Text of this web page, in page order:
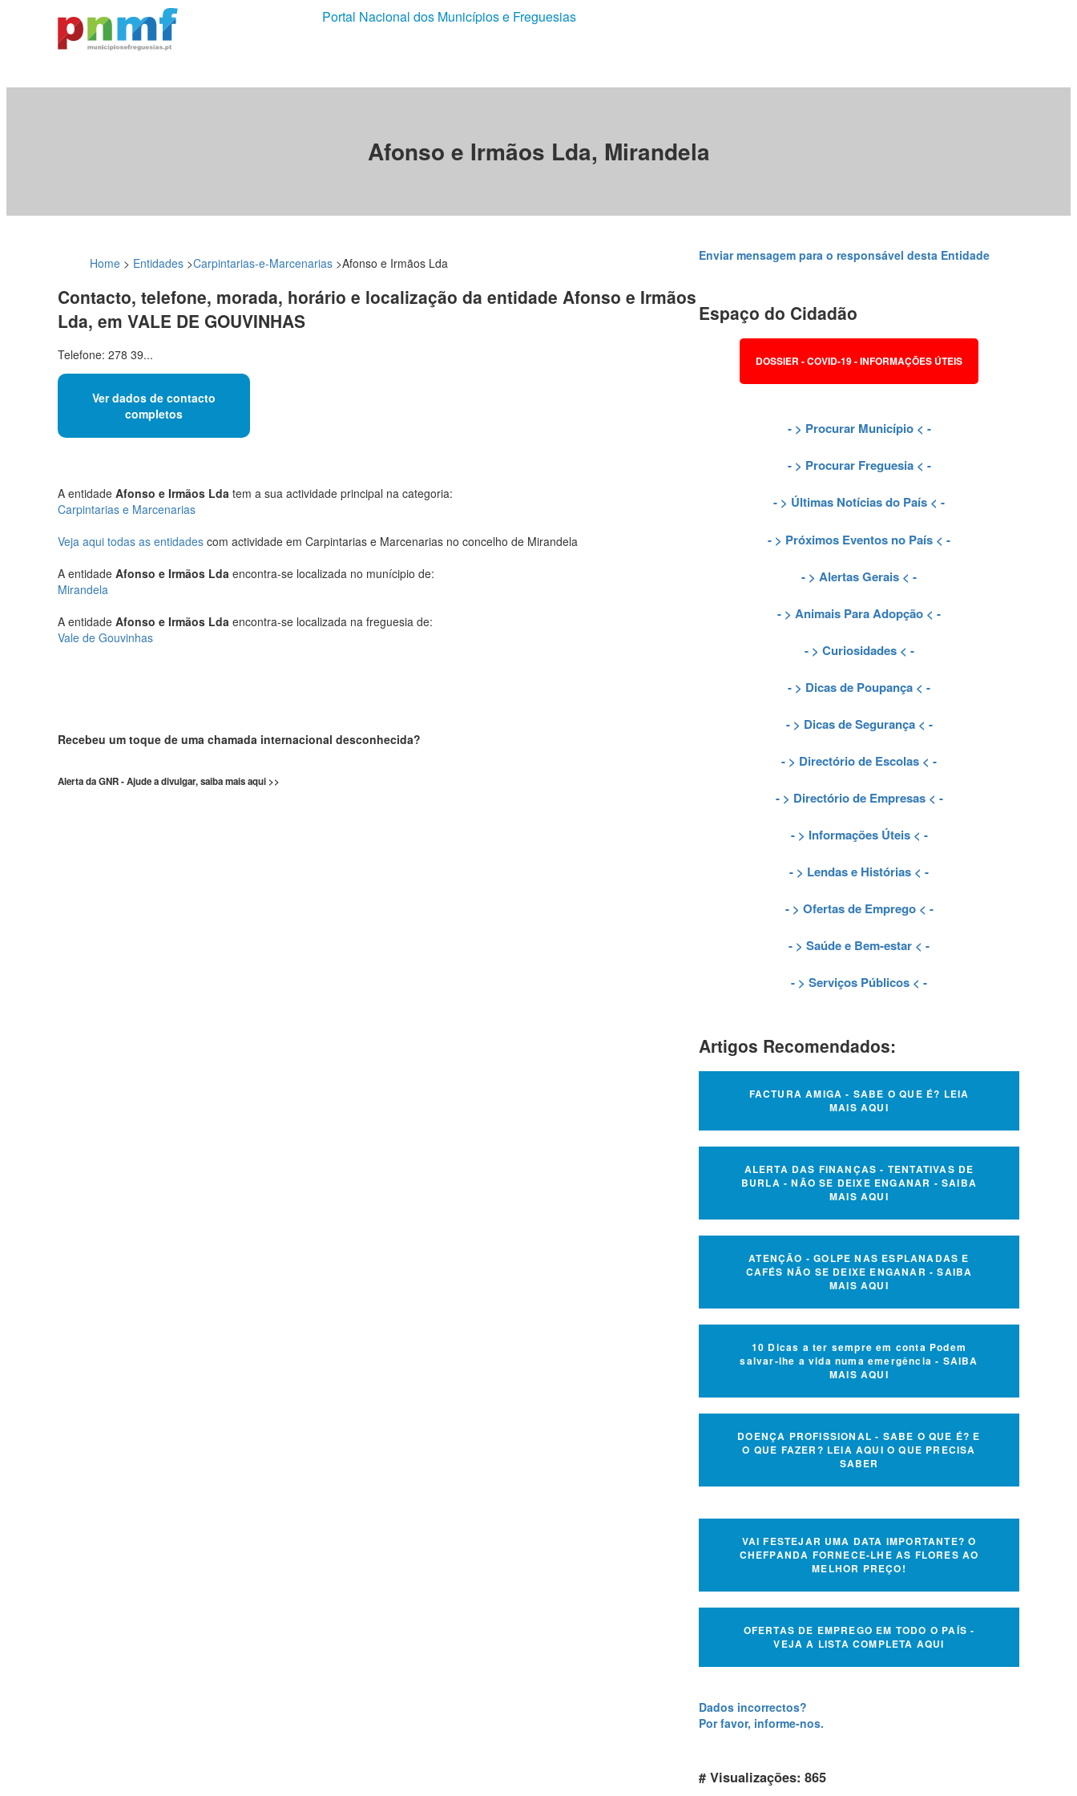
Portal Nacional dos Municípios e Freguesias
Afonso e Irmãos Lda, Mirandela
Home > Entidades >Carpintarias-e-Marcenarias >Afonso e Irmãos Lda
Contacto, telefone, morada, horário e localização da entidade Afonso e Irmãos
Lda, em VALE DE GOUVINHAS
Telefone: 278 39...
Ver dados de contacto
completos
A entidade Afonso e Irmãos Lda tem a sua actividade principal na categoria:
Carpintarias e Marcenarias
Veja aqui todas as entidades com actividade em Carpintarias e Marcenarias no concelho de Mirandela
A entidade Afonso e Irmãos Lda encontra-se localizada no munícipio de:
Mirandela
A entidade Afonso e Irmãos Lda encontra-se localizada na freguesia de:
Vale de Gouvinhas
Recebeu um toque de uma chamada internacional desconhecida?
Alerta da GNR - Ajude a divulgar, saiba mais aqui >>
Enviar mensagem para o responsável desta Entidade
Espaço do Cidadão
DOSSIER - COVID-19 - INFORMAÇÕES ÚTEIS
- > Procurar Município< -
- > Procurar Freguesia< -
- > Últimas Notícias do País < -
- > Próximos Eventos no País < -
- > Alertas Gerais < -
- > Animais Para Adopção < -
- > Curiosidades< -
- > Dicas de Poupança < -
- > Dicas de Segurança< -
- > Directório de Escolas < -
- > Directório de Empresas< -
- > Informações Úteis< -
- > Lendas e Histórias < -
- > Ofertas de Emprego< -
- > Saúde e Bem-estar < -
- > Serviços Públicos < -
Artigos Recomendados:
FACTURA AMIGA - SABE O QUE É? LEIA
MAIS AQUI
ALERTA DAS FINANÇAS - TENTATIVAS DE
BURLA - NÃO SE DEIXE ENGANAR - SAIBA
MAIS AQUI
ATENÇÃO - GOLPE NAS ESPLANADAS E
CAFÉS NÃO SE DEIXE ENGANAR - SAIBA
MAIS AQUI
10 Dicas a ter sempre em conta Podem
salvar-lhe a vida numa emergência - SAIBA
MAIS AQUI
DOENÇA PROFISSIONAL - SABE O QUE É? E
O QUE FAZER? LEIA AQUI O QUE PRECISA
SABER
VAI FESTEJAR UMA DATA IMPORTANTE? O
CHEFPANDA FORNECE-LHE AS FLORES AO
MELHOR PREÇO!
OFERTAS DE EMPREGO EM TODO O PAÍS -
VEJA A LISTA COMPLETA AQUI
Dados incorrectos?
Por favor, informe-nos.
# Visualizações: 865